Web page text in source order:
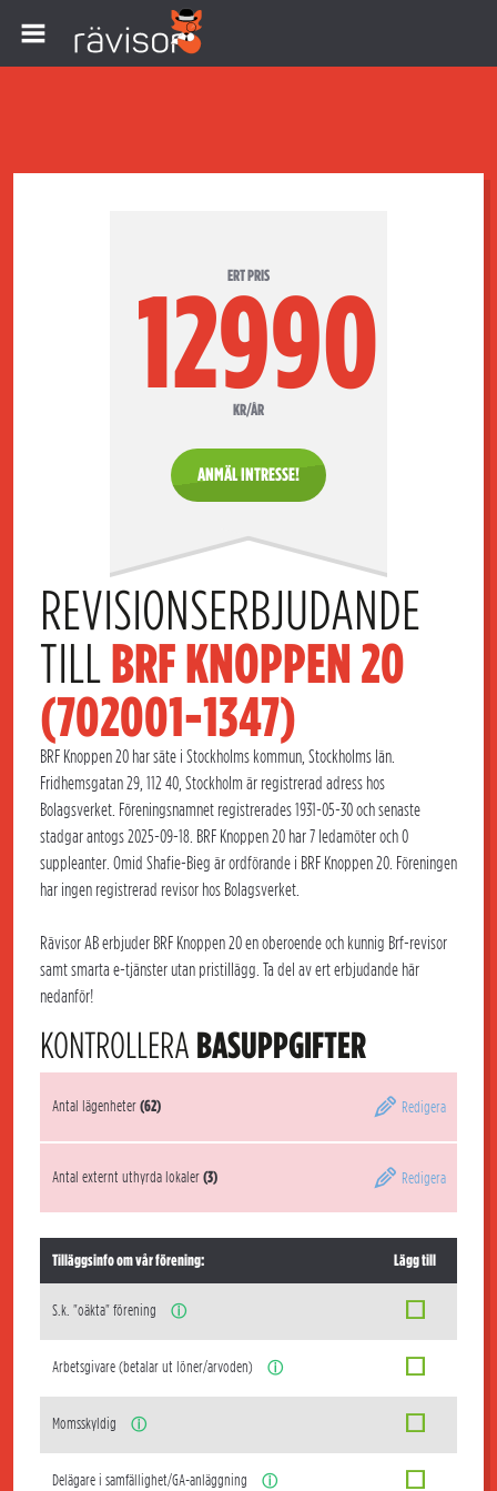
ERT PRIS
12990
KR/ÅR
ANMÄL INTRESSE!
REVISIONSERBJUDANDE
TILL BRF KNOPPEN 20
(702001-1347)
BRF Knoppen 20 har säte i Stockholms kommun, Stockholms län.
Fridhemsgatan 29, 112 40, Stockholm är registrerad adress hos
Bolagsverket. Föreningsnamnet registrerades 1931-05-30 och senaste
stadgar antogs 2025-09-18. BRF Knoppen 20 har 7 ledamöter och 0
suppleanter. Omid Shafie-Bieg är ordförande i BRF Knoppen 20. Föreningen
har ingen registrerad revisor hos Bolagsverket.
Rävisor AB erbjuder BRF Knoppen 20 en oberoende och kunnig Brf-revisor
samt smarta e-tjänster utan pristillägg. Ta del av ert erbjudande här
nedanför!
KONTROLLERA BASUPPGIFTER
Antal lägenheter(62) Redigera
Antal externt uthyrda lokaler(3) Redigera
Tilläggsinfo om vår förening: Lägg till
S.k. "oäkta" förening ⓘ
Arbetsgivare (betalar ut löner/arvoden) ⓘ
Momsskyldig ⓘ
Delägare i samfällighet/GA-anläggning ⓘ